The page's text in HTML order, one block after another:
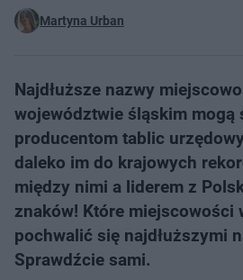
Martyna Urban
Najdłuższe nazwy
województwie śląskim mogą
producentom tablic
daleko im do krajowych
między nimi a liderem z
znaków! Które miejscowości
pochwalić się najdłuższymi
Sprawdźcie sami.